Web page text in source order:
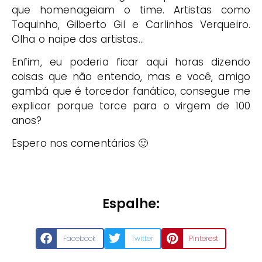
que homenageiam o time. Artistas como
Toquinho, Gilberto Gil e Carlinhos Verqueiro.
Olha o naipe dos artistas…
Enfim, eu poderia ficar aqui horas dizendo
coisas que não entendo, mas e você, amigo
gambá que é torcedor fanático, consegue me
explicar porque torce para o virgem de 100
anos?
Espero nos comentários 🙂
Espalhe:
Facebook Twitter Pinterest